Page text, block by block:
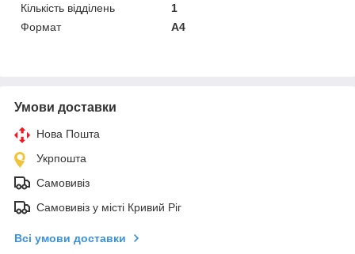
Кількість відділень
1
Формат
A4
Умови доставки
Нова Пошта
Укрпошта
Самовивіз
Самовивіз у місті Кривий Ріг
Всі умови доставки